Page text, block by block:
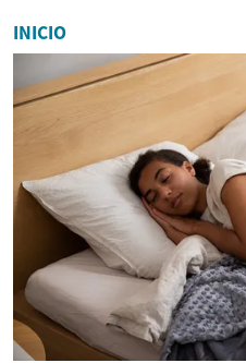
INICIO